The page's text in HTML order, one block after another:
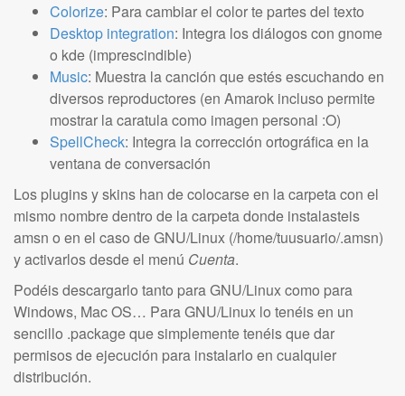
Colorize: Para cambiar el color te partes del texto
Desktop integration: Integra los diálogos con gnome
o kde (imprescindible)
Music: Muestra la canción que estés escuchando en
diversos reproductores (en Amarok incluso permite
mostrar la caratula como imagen personal :O)
SpellCheck: Integra la corrección ortográfica en la
ventana de conversación
Los plugins y skins han de colocarse en la carpeta con el
mismo nombre dentro de la carpeta donde instalasteis
amsn o en el caso de GNU/Linux (/home/tuusuario/.amsn)
y activarlos desde el menú Cuenta.
Podéis descargarlo tanto para GNU/Linux como para
Windows, Mac OS… Para GNU/Linux lo tenéis en un
sencillo .package que simplemente tenéis que dar
permisos de ejecución para instalarlo en cualquier
distribución.